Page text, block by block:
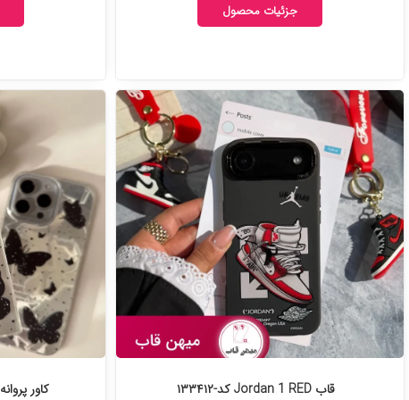
جزئیات محصول
قاب Jordan 1 RED کد-۱۳۳۴۱۲ کاور پروانه Dream wings کد-۱۳۳۱۶۲